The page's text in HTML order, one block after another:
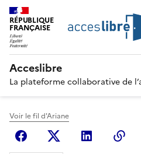
RÉPUBLIQUE
FRANÇAISE
Acceslibre
La plateforme collaborative de
Voir le fil d'Ariane
FacebookX Linkedin